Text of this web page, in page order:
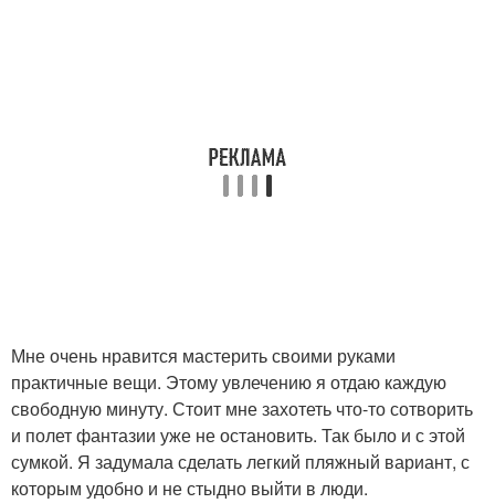
Мне очень нравится мастерить своими руками
практичные вещи. Этому увлечению я отдаю каждую
свободную минуту. Стоит мне захотеть что-то сотворить
и полет фантазии уже не остановить. Так было и с этой
сумкой. Я задумала сделать легкий пляжный вариант, с
которым удобно и не стыдно выйти в люди.